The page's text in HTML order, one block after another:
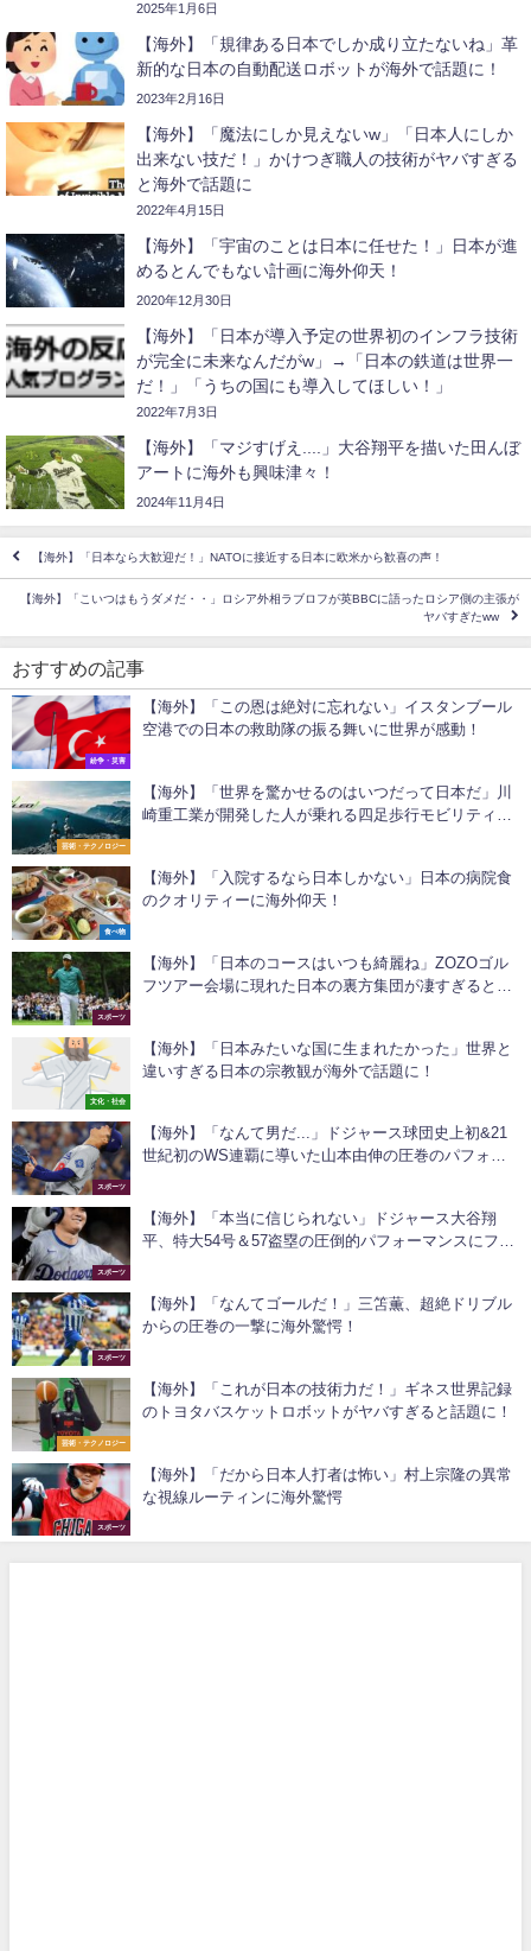
2025年1月6日
【海外】「規律ある日本でしか成り立たないね」革
新的な日本の自動配送ロボットが海外で話題に！
2023年2月16日
【海外】「魔法にしか見えないw」「日本人にしか
出来ない技だ！」かけつぎ職人の技術がヤバすぎる
と海外で話題に
2022年4月15日
【海外】「宇宙のことは日本に任せた！」日本が進
めるとんでもない計画に海外仰天！
2020年12月30日
【海外】「日本が導入予定の世界初のインフラ技術
が完全に未来なんだがw」→「日本の鉄道は世界一
だ！」「うちの国にも導入してほしい！」
2022年7月3日
【海外】「マジすげえ....」大谷翔平を描いた田んぼ
アートに海外も興味津々！
2024年11月4日
【海外】「日本なら大歓迎だ！」NATOに接近する日本に欧米から歓喜の声！
【海外】「こいつはもうダメだ・・」ロシア外相ラブロフが英BBCに語ったロシア側の主張が
ヤバすぎたww
おすすめの記事
紛争・災害
【海外】「この恩は絶対に忘れない」イスタンブール
空港での日本の救助隊の振る舞いに世界が感動！
芸術・テクノロジー
【海外】「世界を驚かせるのはいつだって日本だ」川
崎重工業が開発した人が乗れる四足歩行モビリティ
食べ物
【海外】「入院するなら日本しかない」日本の病院食
のクオリティーに海外仰天！
スポーツ
【海外】「日本のコースはいつも綺麗ね」ZOZOゴル
フツアー会場に現れた日本の裏方集団が凄すぎると海
文化・社会
【海外】「日本みたいな国に生まれたかった」世界と
違いすぎる日本の宗教観が海外で話題に！
スポーツ
【海外】「なんて男だ...」ドジャース球団史上初&21
世紀初のWS連覇に導いた山本由伸の圧巻のパフォー
スポーツ
【海外】「本当に信じられない」ドジャース大谷翔
平、特大54号＆57盗塁の圧倒的パフォーマンスにファ
スポーツ
【海外】「なんてゴールだ！」三笘薫、超絶ドリブル
からの圧巻の一撃に海外驚愕！
芸術・テクノロジー
【海外】「これが日本の技術力だ！」ギネス世界記録
のトヨタバスケットロボットがヤバすぎると話題に！
スポーツ
【海外】「だから日本人打者は怖い」村上宗隆の異常
な視線ルーティンに海外驚愕